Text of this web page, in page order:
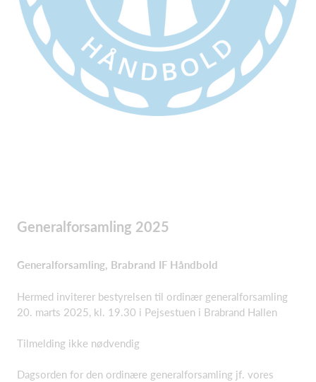
Generalforsamling 2025
Generalforsamling, Brabrand IF Håndbold
Hermed inviterer bestyrelsen til ordinær generalforsamling
20. marts 2025, kl. 19.30 i Pejsestuen i Brabrand Hallen
Tilmelding ikke nødvendig
Dagsorden for den ordinære generalforsamling jf. vores